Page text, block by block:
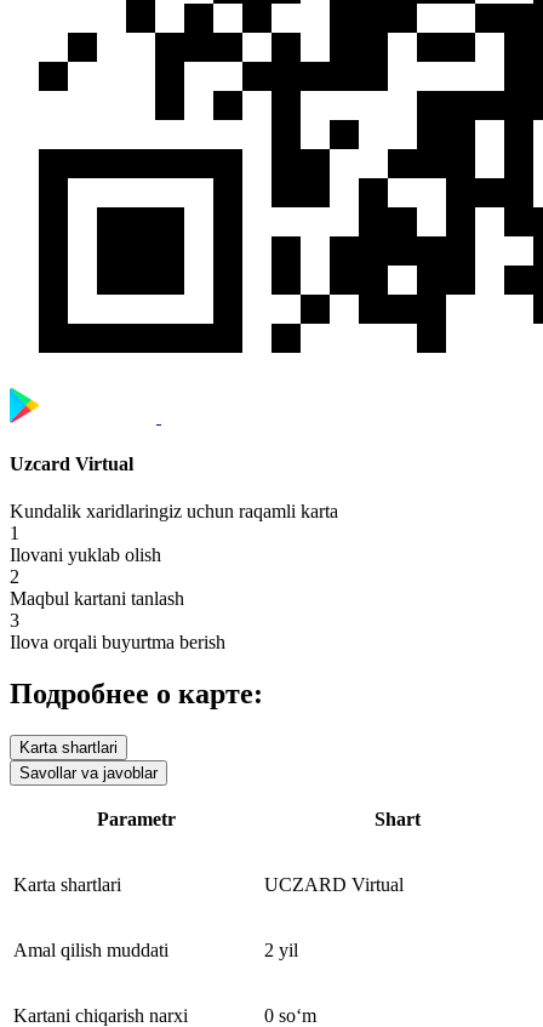
Uzcard Virtual
Kundalik xaridlaringiz uchun raqamli karta
1
Ilovani yuklab olish
2
Maqbul kartani tanlash
3
Ilova orqali buyurtma berish
Подробнее о карте:
Karta shartlari
Savollar va javoblar
Parametr Shart
Karta shartlari UCZARD Virtual
Amal qilish muddati 2 yil
Kartani chiqarish narxi 0 so‘m